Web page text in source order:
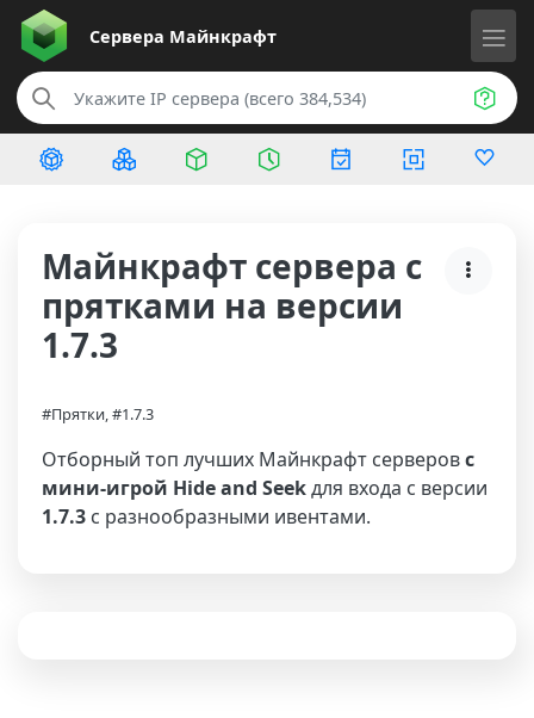
Сервера Майнкрафт
Майнкрафт сервера с
прятками на версии
1.7.3
#Прятки, #1.7.3
Отборный топ лучших Майнкрафт серверовс
мини-игрой Hide and Seekдля входа с версии
1.7.3 с разнообразными ивентами.